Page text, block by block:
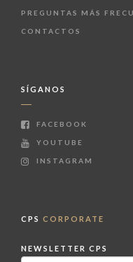
PREGUNTAS MÁS
CONTACTOS
SÍGANOS
FACEBOOK
YOUTUBE
INSTAGRAM
CPS CORPORATE
NEWSLETTER CPS